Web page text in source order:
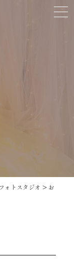
ォトスタジオ > お